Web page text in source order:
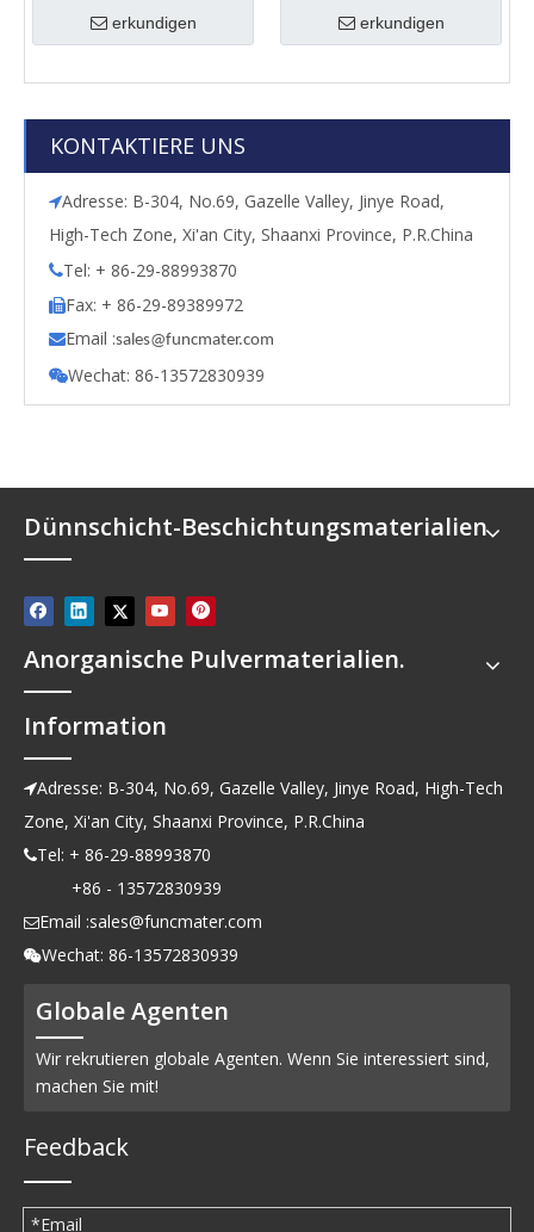
erkundigen erkundigen
KONTAKTIERE UNS
Adresse: B-304, No.69, Gazelle Valley, Jinye Road,
High-Tech Zone, Xi'an City, Shaanxi Province, P.R.China
Tel: + 86-29-88993870
Fax: + 86-29-89389972
Email :sales@funcmater.com
Wechat: 86-13572830939
Dünnschicht-Beschichtungsmaterialien
Anorganische Pulvermaterialien.
Information
Adresse: B-304, No.69, Gazelle Valley, Jinye Road, High-Tech
Zone, Xi'an City, Shaanxi Province, P.R.China
Tel: + 86-29-88993870
+86 - 13572830939
Email :sales@funcmater.com
Wechat: 86-13572830939
Globale Agenten
Wir rekrutieren globale Agenten. Wenn Sie interessiert sind,
machen Sie mit!
Feedback